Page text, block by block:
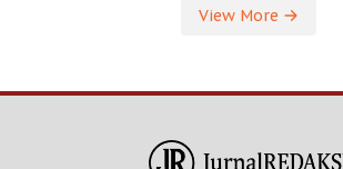
View More